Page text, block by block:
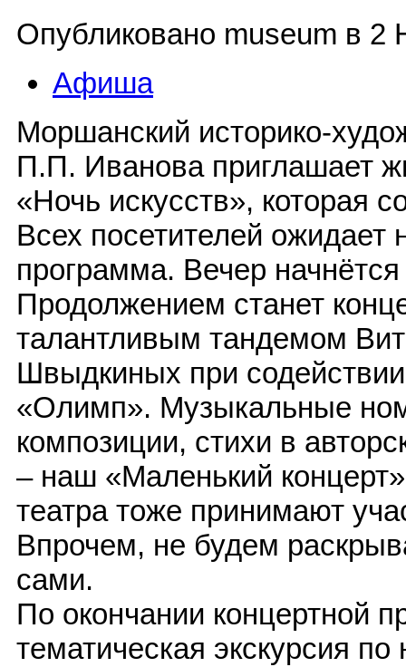
Опубликовано museum в 2
Афиша
Моршанский историко-
П.П. Иванова приглашает
«Ночь искусств», которая
Всех посетителей ожидает
программа. Вечер
Продолжением станет
талантливым тандемом
Швыдкиных при содействии
«Олимп». Музыкальные
композиции, стихи в
– наш «Маленький
театра тоже принимают
Впрочем, не будем
сами.
По окончании концертной
тематическая экскурсия